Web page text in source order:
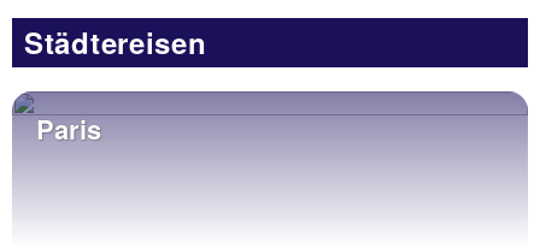
Städtereisen
Paris